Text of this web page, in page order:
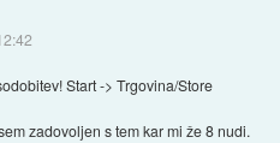
Start -> Trgovina/Store
zadovoljen s tem kar mi že 8 nudi.